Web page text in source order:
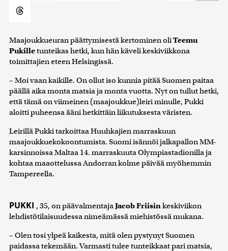
Maajoukkueuran päättymisestä kertominen oliTeemu
Pukilletunteikas hetki, kun hän käveli keskiviikkona
toimittajien eteen Helsingissä.
– Moi vaan kaikille. On ollut iso kunnia pitää Suomen paitaa
päällä aika monta matsia ja monta vuotta. Nyt on tullut hetki,
että tämä on viimeinen (maajoukkue)leiri minulle, Pukki
aloitti puheensa ääni hetkittäin liikutuksesta väristen.
Leirillä Pukki tarkoittaa Huuhkajien marraskuun
maajoukkuekokoontumista. Suomi isännöi jalkapallon MM-
karsinnoissa Maltaa 14. marraskuuta Olympiastadionilla ja
kohtaa maaottelussa Andorran kolme päivää myöhemmin
Tampereella.
PUKKI , 35, on päävalmentajaJacob Friisinkeskiviikon
lehdistötilaisuudessa nimeämässä miehistössä mukana.
– Olen tosi ylpeä kaikesta, mitä olen pystynyt Suomen
paidassa tekemään. Varmasti tulee tunteikkaat pari matsia,